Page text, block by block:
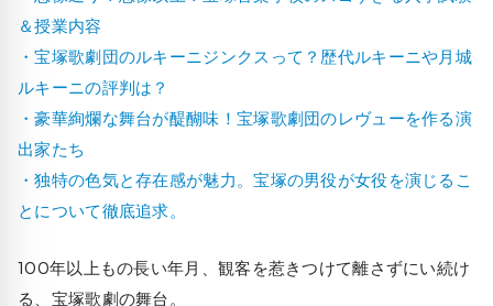
＆授業内容
・宝塚歌劇団のルキーニジンクスって？歴代ルキーニや月城
ルキーニの評判は？
・豪華絢爛な舞台が醍醐味！宝塚歌劇団のレヴューを作る演
出家たち
・独特の色気と存在感が魅力。宝塚の男役が女役を演じるこ
とについて徹底追求。
100年以上もの長い年月、観客を惹きつけて離さずにい続け
る、宝塚歌劇の舞台。